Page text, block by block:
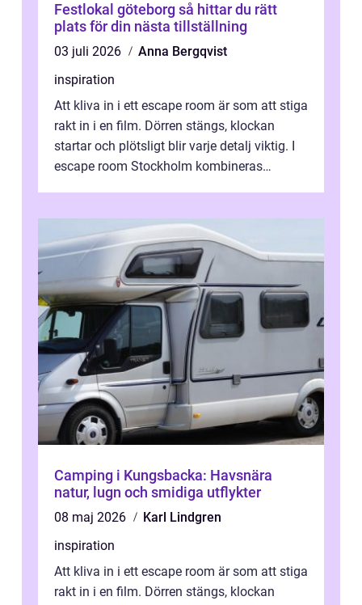
Festlokal göteborg så hittar du rätt
plats för din nästa tillställning
03 juli 2026
Anna Bergqvist
inspiration
Att kliva in i ett escape room är som att stiga
rakt in i en film. Dörren stängs, klockan
startar och plötsligt blir varje detalj viktig. I
escape room Stockholm kombineras
Camping i Kungsbacka: Havsnära
natur, lugn och smidiga utflykter
08 maj 2026
Karl Lindgren
inspiration
Att kliva in i ett escape room är som att stiga
rakt in i en film. Dörren stängs, klockan